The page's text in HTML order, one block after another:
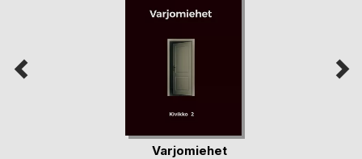
Varjomiehet